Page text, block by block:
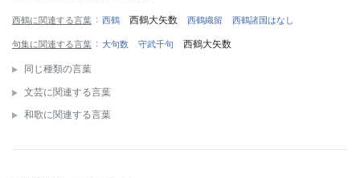
西鶴に関連する言葉 西鶴 西鶴大矢数 西鶴織留 西鶴諸国はなし
句集に関連する言葉 大句数 守武千句 西鶴大矢数
同じ種類の言葉
文芸に関連する言葉
和歌に関連する言葉